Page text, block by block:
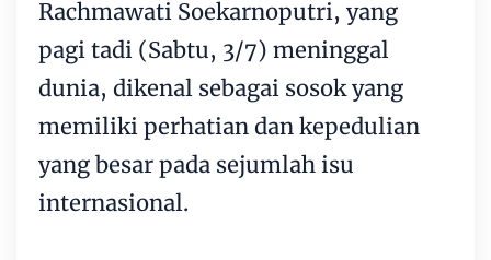
Rachmawati Soekarnoputri, yang
pagi tadi (Sabtu, 3/7) meninggal
dunia, dikenal sebagai sosok yang
memiliki perhatian dan kepedulian
yang besar pada sejumlah isu
internasional.